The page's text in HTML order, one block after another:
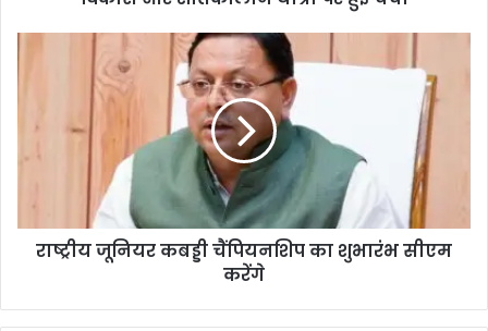
राष्ट्रीय जूनियर कबड्डी चैंपियनशिप का शुभारंभ सीएम
करेंगे